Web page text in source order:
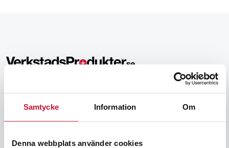
Samtycke Information Om
Denna webbplats använder cookies
Ingår i Protekno AB som har marknadsfört produkter för
verkstäder sedan 2004. Vi har genom åren arbetat upp ett
brett kontaktnät av leverantörer och har valt ut produkter
av högsta kvalitet för professionellt bruk. I början av 2017